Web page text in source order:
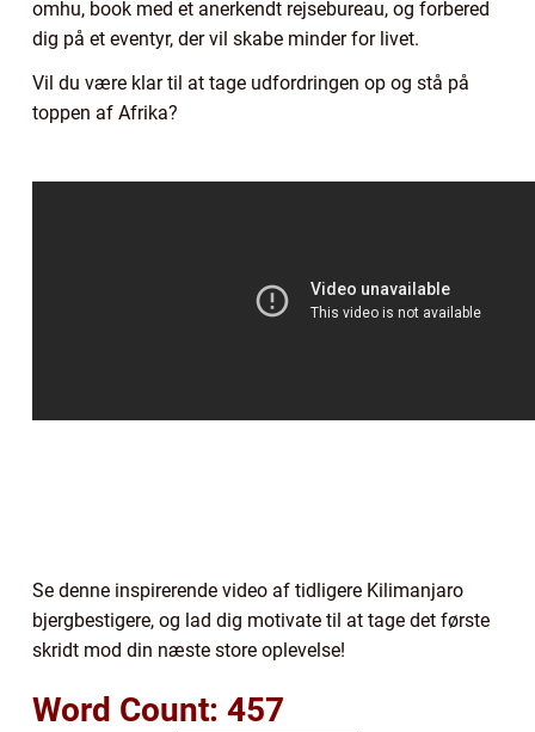
omhu, book med et anerkendt rejsebureau, og forbered
dig på et eventyr, der vil skabe minder for livet.
Vil du være klar til at tage udfordringen op og stå på
toppen af Afrika?
Se denne inspirerende video af tidligere Kilimanjaro
bjergbestigere, og lad dig motivate til at tage det første
skridt mod din næste store oplevelse!
Word Count: 457